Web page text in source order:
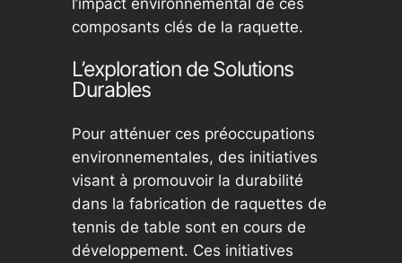
l’impact environnemental de ces
composants clés de la raquette.
L’exploration de Solutions
Durables
Pour atténuer ces préoccupations
environnementales, des initiatives
visant à promouvoir la durabilité
dans la fabrication de raquettes de
tennis de table sont en cours de
développement. Ces initiatives